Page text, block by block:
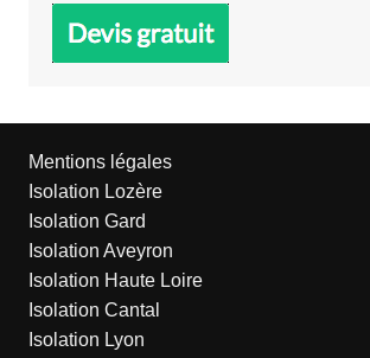
Mentions légales
Isolation Lozère
Isolation Gard
Isolation Aveyron
Isolation Haute Loire
Isolation Cantal
Isolation Lyon